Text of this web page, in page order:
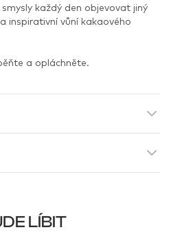
každý den objevovat jiný
inspirativní vůní kakaového
a opláchněte.
LÍBIT